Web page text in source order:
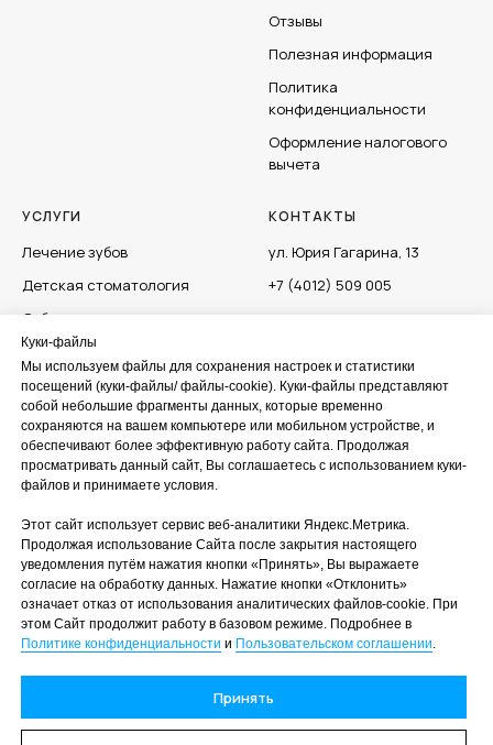
Куки-файлы
Мы используем файлы для сохранения настроек и статистики
посещений (куки‑файлы/ файлы-cookie). Куки‑файлы представляют
собой небольшие фрагменты данных, которые временно
сохраняются на вашем компьютере или мобильном устройстве, и
обеспечивают более эффективную работу сайта. Продолжая
просматривать данный сайт, Вы соглашаетесь с использованием куки-
файлов и принимаете условия.
Этот сайт использует сервис веб-аналитики Яндекс.Метрика.
Продолжая использование Сайта после закрытия настоящего
уведомления путём нажатия кнопки «Принять», Вы выражаете
согласие на обработку данных. Нажатие кнопки «Отклонить»
означает отказ от использования аналитических файлов-cookie. При
этом Сайт продолжит работу в базовом режиме. Подробнее в
Политике конфиденциальности и Пользовательском соглашении
Принять
Отзывы
Полезная информация
Политика
конфиденциальности
Оформление налогового
вычета
УСЛУГИ
Лечение зубов
Детская стоматология
Отбеливание и чистка
Установка брекетов
Протезирование зубов
КОНТАКТЫ
ул. Юрия Гагарина, 13
+7 (4012) 509 005
защиты прав потребителей и благополучия человека
Территориальный фонд обязательного медицинского
страхования
Управление Росздравнадзора по Калининградской
области
Министерство здравоохранения Калининградской
области